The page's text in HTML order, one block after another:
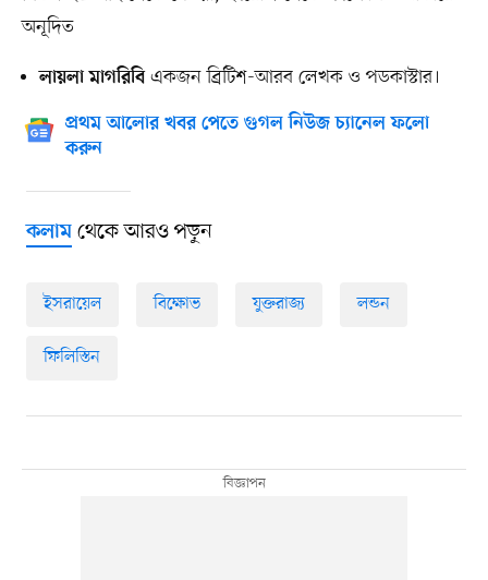
অনূদিত
লায়লা মাগরিবিএকজন ব্রিটিশ-আরব লেখক ও পডকাস্টার।
প্রথম আলোর খবর পেতে গুগল নিউজ চ্যানেল ফলো
করুন
কলামথেকে আরও পড়ুন
ইসরায়েল বিক্ষোভ যুক্তরাজ্য লন্ডন
ফিলিস্তিন